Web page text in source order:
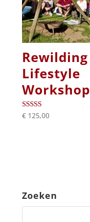
Rewilding
Lifestyle
Workshop
Beoordeeld
€125,00
Zoeken